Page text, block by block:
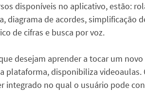
disponíveis no aplicativo, estão:
diagrama de acordes, simplificação
de cifras e busca por voz.
desejam aprender a tocar um
plataforma, disponibiliza
integrado no qual o usuário pode